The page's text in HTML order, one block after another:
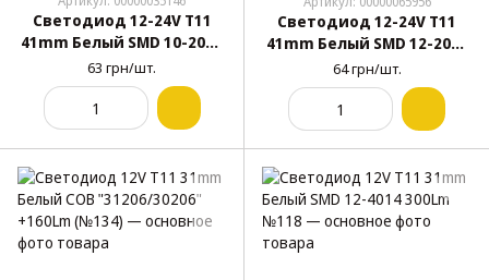
Светодиод 12-24V T11
41mm Белый SMD 10-2016
Canbus 160Lm №113
63 грн/шт.
Светодиод 12-24V T11
41mm Белый SMD 12-2016
Canbus 2.5W №125
64 грн/шт.